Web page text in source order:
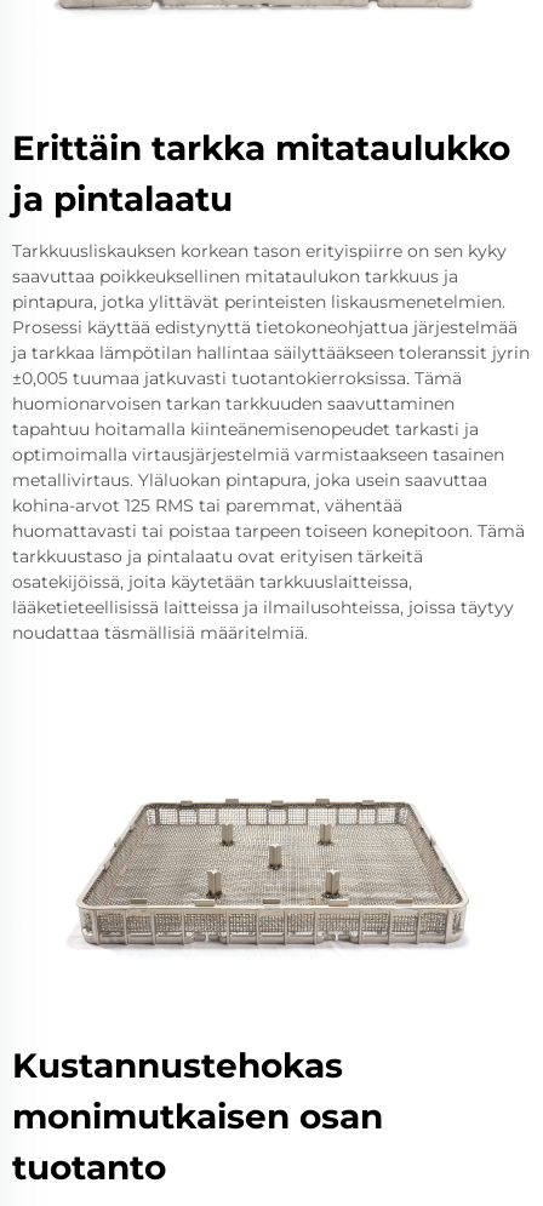
Erittäin tarkka mitataulukko
ja pintalaatu
Tarkkuusliskauksen korkean tason erityispiirre on sen kyky
saavuttaa poikkeuksellinen mitataulukon tarkkuus ja
pintapura, jotka ylittävät perinteisten liskausmenetelmien.
Prosessi käyttää edistynyttä tietokoneohjattua järjestelmää
ja tarkkaa lämpötilan hallintaa säilyttääkseen toleranssit jyrin
±0,005 tuumaa jatkuvasti tuotantokierroksissa. Tämä
huomionarvoisen tarkan tarkkuuden saavuttaminen
tapahtuu hoitamalla kiinteänemisenopeudet tarkasti ja
optimoimalla virtausjärjestelmiä varmistaakseen tasainen
metallivirtaus. Yläluokan pintapura, joka usein saavuttaa
kohina-arvot 125 RMS tai paremmat, vähentää
huomattavasti tai poistaa tarpeen toiseen konepitoon. Tämä
tarkkuustaso ja pintalaatu ovat erityisen tärkeitä
osatekijöissä, joita käytetään tarkkuuslaitteissa,
lääketieteellisissä laitteissa ja ilmailusohteissa, joissa täytyy
noudattaa täsmällisiä määritelmiä.
Kustannustehokas
monimutkaisen osan
tuotanto